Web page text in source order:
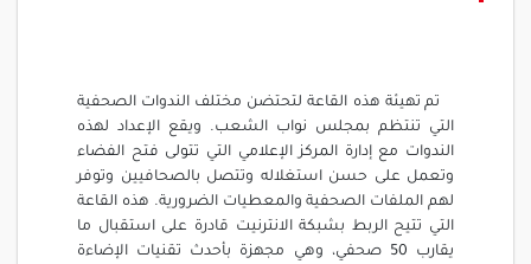
تم تهيئة هذه القاعة لتحتضن مختلف الندوات الصحفية
التي تنتظم بمجلس نواب الشعب. ويقع الإعداد لهذه
الندوات مع إدارة المركز الإعلامي التي تتولى فتح الفضاء
وتعمل على حسن استغلاله وتتصل بالصحافيين وتوفر
لهم الملفات الصحفية والمعطيات الضرورية. هذه القاعة
التي تتيح الربط بشبكة الانترنيت قادرة على استقبال ما
يقارب 50 صحفي، وهي مجهزة بأحدث تقنيات الإضاءة